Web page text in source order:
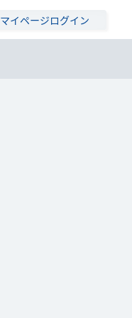
マイページログイン